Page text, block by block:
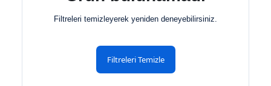
Filtreleri temizleyerek yeniden deneyebilirsiniz.
Filtreleri Temizle